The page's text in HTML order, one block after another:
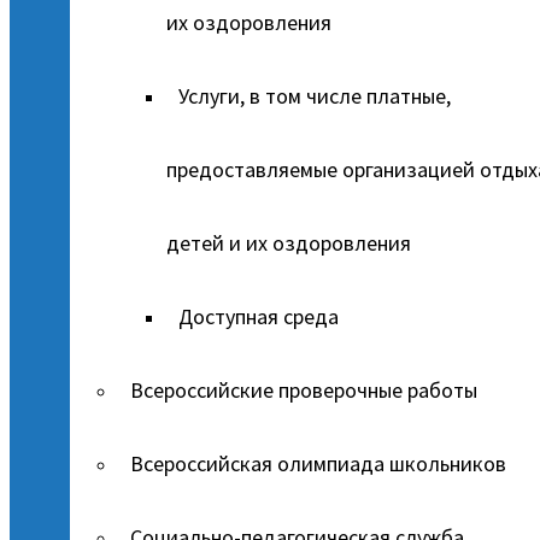
их оздоровления
Услуги, в том числе платные,
предоставляемые организацией
детей и их оздоровления
Доступная среда
Всероссийские проверочные работы
Всероссийская олимпиада школьников